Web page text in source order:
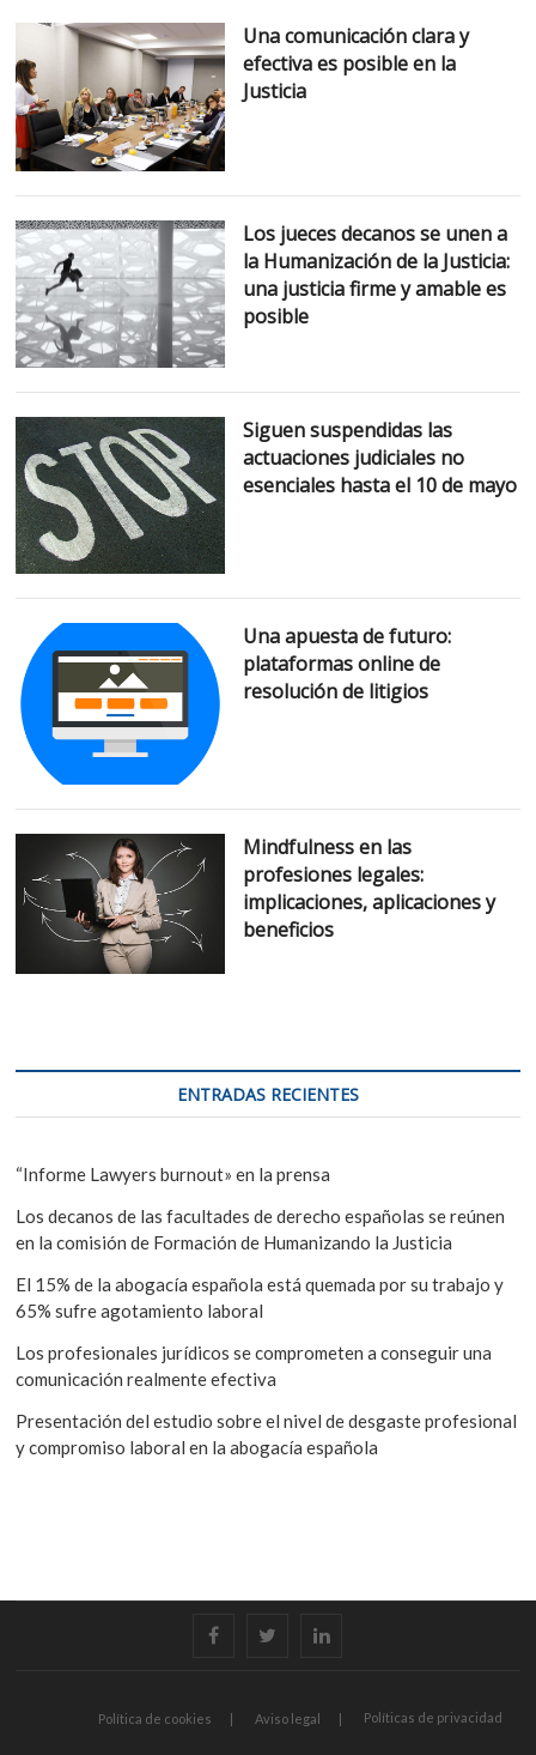
Una comunicación clara y
efectiva es posible en la
Justicia
Los jueces decanos se unen a
la Humanización de la Justicia:
una justicia firme y amable es
posible
Siguen suspendidas las
actuaciones judiciales no
esenciales hasta el 10 de mayo
Una apuesta de futuro:
plataformas online de
resolución de litigios
Mindfulness en las
profesiones legales:
implicaciones, aplicaciones y
beneficios
ENTRADAS RECIENTES
“Informe Lawyers burnout» en la prensa
Los decanos de las facultades de derecho españolas se reúnen
en la comisión de Formación de Humanizando la Justicia
El 15% de la abogacía española está quemada por su trabajo y
65% sufre agotamiento laboral
Los profesionales jurídicos se comprometen a conseguir una
comunicación realmente efectiva
Presentación del estudio sobre el nivel de desgaste profesional
y compromiso laboral en la abogacía española
facebook twitter linkedin
Política de cookies Aviso legal Políticas de privacidad